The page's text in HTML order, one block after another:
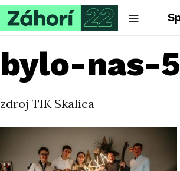
bylo-nas-
zdroj TIK Skalica